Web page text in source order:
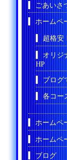
ごあいさ
ホームペ
超格安
オリジ
HP
ブログ
各コー
ホームペ
ホームペ
ブログ